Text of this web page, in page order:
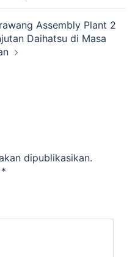
Assembly Plant 2
Daihatsu di Masa
dipublikasikan.
*